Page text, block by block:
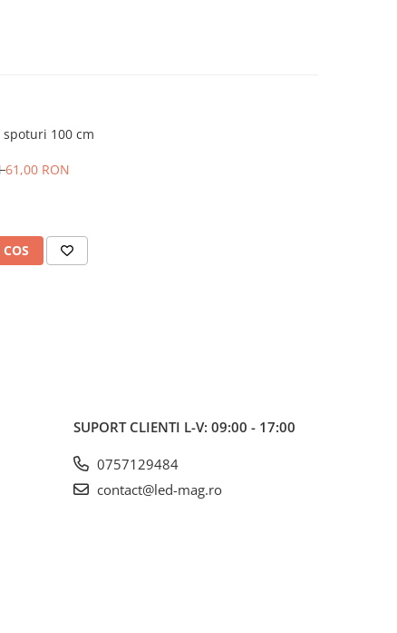
100 cm
61,00 RON
SUPORT CLIENTI L-V: 09:00 - 17:00
0757129484
contact@led-mag.ro